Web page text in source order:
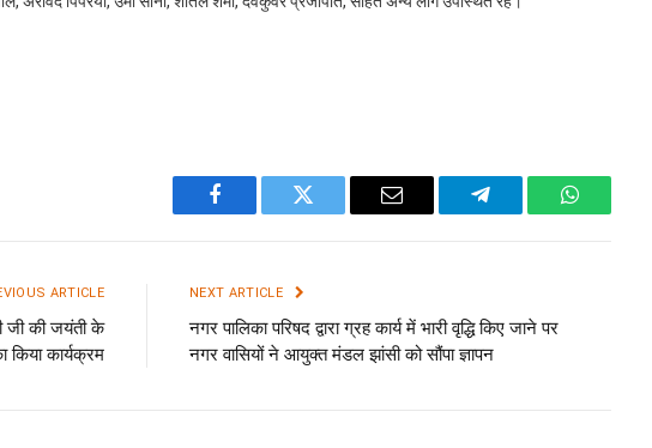
Facebook Twitter Email Telegram WhatsApp
ARTICLE
जी की जयंती के
कार्यक्रम
NEXT ARTICLE
नगर पालिका परिषद द्वारा ग्रह कार्य में भारी वृद्धि किए जाने पर
नगर वासियों ने आयुक्त मंडल झांसी को सौंपा ज्ञापन